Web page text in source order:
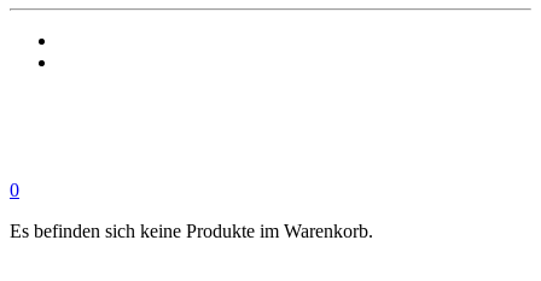
0
Es befinden sich keine Produkte im Warenkorb.